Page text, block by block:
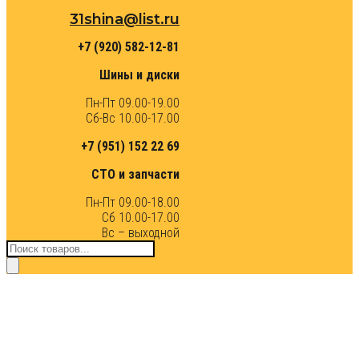
31shina@list.ru
+7 (920) 582-12-81
Шины и диски
Пн-Пт 09.00-19.00
Сб-Вс 10.00-17.00
+7 (951) 152 22 69
СТО и запчасти
Пн-Пт 09.00-18.00
Сб 10.00-17.00
Вс – выходной
Поиск
товаров